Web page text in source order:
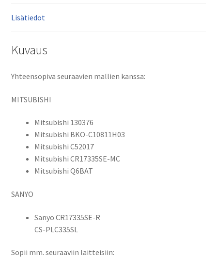
1800mAh
Mitsubishi
Q02HCPU,
Q12HCPU,
Q12PRHCPU,
Q25HCPU,
Q25PHCPU,
Q25PRHCPU,
Q170HBATC,
CR17335SE-
BAT,
Lisätiedot
Kuvaus
Yhteensopiva seuraavien mallien kanssa:
MITSUBISHI
Mitsubishi 130376
Mitsubishi BKO-C10811H03
Mitsubishi C52017
Mitsubishi CR17335SE-MC
Mitsubishi Q6BAT
SANYO
Sanyo CR17335SE-R
CS-PLC335SL
Sopii mm. seuraaviin laitteisiin: